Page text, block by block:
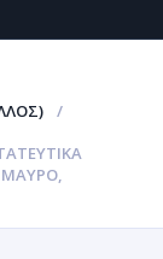
ΜΑΎΡΟ,